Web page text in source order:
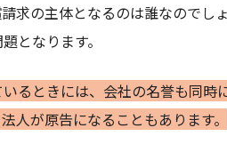
求の主体となるのは誰なのでし
となります。
るときには、会社の名誉も同時
人が原告になることもあります。